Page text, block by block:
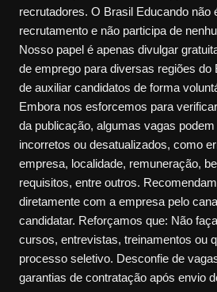
recrutadores. O Brasil Educando não
recrutamento e não participa de
Nosso papel é apenas divulgar
de emprego para diversas regiões do
de auxiliar candidatos de forma
Embora nos esforcemos para
da publicação, algumas vagas
incorretos ou desatualizados, como
empresa, localidade, remuneração,
requisitos, entre outros.
diretamente com a empresa pelo
candidatar. Reforçamos que: Não
cursos, entrevistas, treinamentos ou
processo seletivo. Desconfie de
garantias de contratação após envio